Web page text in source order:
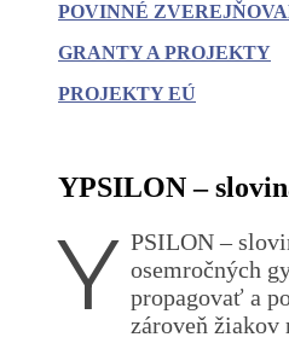
POVINNÉ
GRANTY A PROJEKTY
PROJEKTY EÚ
YPSILON –
Y PSILON –
osemročných
propagovať a
zároveň žiakov